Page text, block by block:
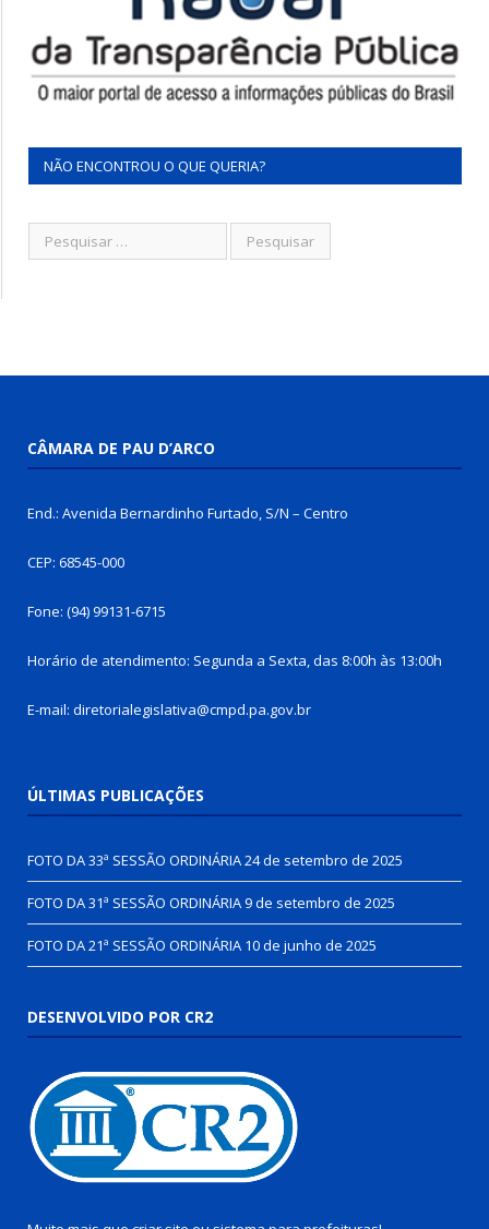
NÃO ENCONTROU O QUE QUERIA?
CÂMARA DE PAU D’ARCO
End.: Avenida Bernardinho Furtado, S/N – Centro
CEP: 68545-000
Fone: (94) 99131-6715
Horário de atendimento: Segunda a Sexta, das 8:00h às 13:00h
E-mail: diretorialegislativa@cmpd.pa.gov.br
ÚLTIMAS PUBLICAÇÕES
FOTO DA 33ª SESSÃO ORDINÁRIA24 de setembro de 2025
FOTO DA 31ª SESSÃO ORDINÁRIA9 de setembro de 2025
FOTO DA 21ª SESSÃO ORDINÁRIA 10 de junho de 2025
DESENVOLVIDO POR CR2